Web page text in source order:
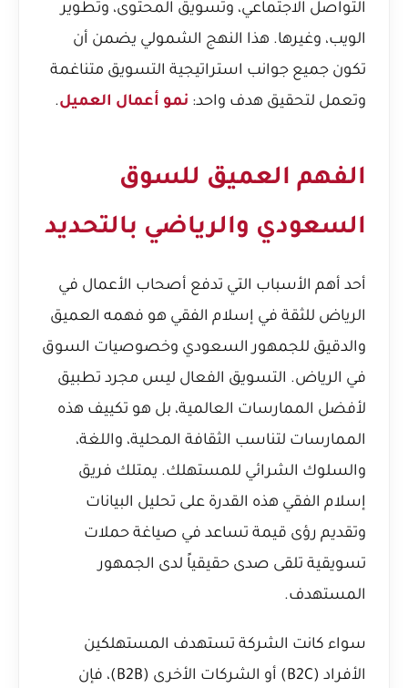
التواصل الاجتماعي، وتسويق المحتوى، وتطوير
الويب، وغيرها. هذا النهج الشمولي يضمن أن
تكون جميع جوانب استراتيجية التسويق متناغمة
وتعمل لتحقيق هدف واحد: نمو أعمال العميل.
الفهم العميق للسوق
السعودي والرياضي بالتحديد
أحد أهم الأسباب التي تدفع أصحاب الأعمال في
الرياض للثقة في إسلام الفقي هو فهمه العميق
والدقيق للجمهور السعودي وخصوصيات السوق
في الرياض. التسويق الفعال ليس مجرد تطبيق
لأفضل الممارسات العالمية، بل هو تكييف هذه
الممارسات لتناسب الثقافة المحلية، واللغة،
والسلوك الشرائي للمستهلك. يمتلك فريق
إسلام الفقي هذه القدرة على تحليل البيانات
وتقديم رؤى قيمة تساعد في صياغة حملات
تسويقية تلقى صدى حقيقياً لدى الجمهور
المستهدف.
سواء كانت الشركة تستهدف المستهلكين
الأفراد (B2C) أو الشركات الأخرى (B2B)، فإن